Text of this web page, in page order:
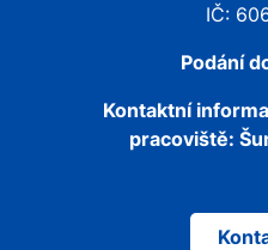
IČ:
Podání
Kontaktní
pracoviště: